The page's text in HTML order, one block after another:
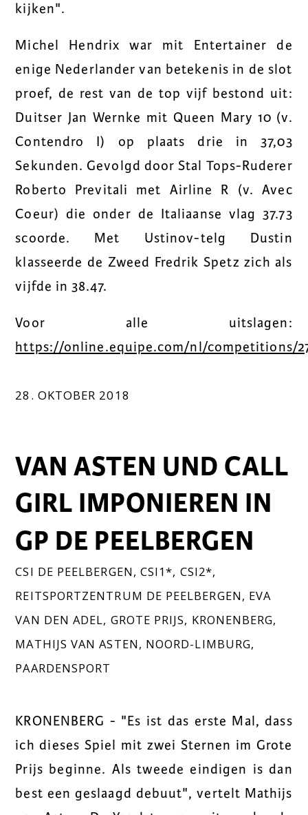
kijken".
Michel Hendrix war mit Entertainer de
enige Nederlander van betekenis in de slot
proef, de rest van de top vijf bestond uit:
Duitser Jan Wernke mit Queen Mary 10 (v.
Contendro I) op plaats drie in 37,03
Sekunden. Gevolgd door Stal Tops-Ruderer
Roberto Previtali met Airline R (v. Avec
Coeur) die onder de Italiaanse vlag 37.73
scoorde. Met Ustinov-telg Dustin
klasseerde de Zweed Fredrik Spetz zich als
vijfde in 38.47.
Voor alle uitslagen:
https://online.equipe.com/nl/competitions/
28. OKTOBER 2018
VAN ASTEN UND CALL
GIRL IMPONIEREN IN
GP DE PEELBERGEN
CSI DE PEELBERGEN, CSI1*, CSI2*,
REITSPORTZENTRUM DE PEELBERGEN, EVA
VAN DEN ADEL, GROTE PRIJS, KRONENBERG,
MATHIJS VAN ASTEN, NOORD-LIMBURG,
PAARDENSPORT
KRONENBERG - "Es ist das erste Mal, dass
ich dieses Spiel mit zwei Sternen im Grote
Prijs beginne. Als tweede eindigen is dan
best een geslaagd debuut", vertelt Mathijs